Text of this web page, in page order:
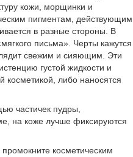
кожи, морщинки и
пигментам, действующим
в разные стороны. В
письма». Черты кажутся
свежим и сияющим. Эти
густой жидкости и
либо наносятся
частичек пудры,
на коже лучше фиксируются
косметическим